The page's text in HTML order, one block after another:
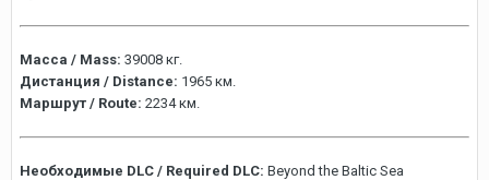
Масса / Mass: 39008 кг.
Дистанция / Distance: 1965 км.
Маршрут / Route: 2234 км.
Необходимые DLC / Required DLC: Beyond the Baltic Sea